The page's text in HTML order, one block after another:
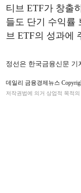
티브 ETF가 창출
들도 단기 수익률
브 ETF의 성과에
정선은 한국금융신문 기
데일리 금융경제뉴스
저작권법에 의거 상업적 목적